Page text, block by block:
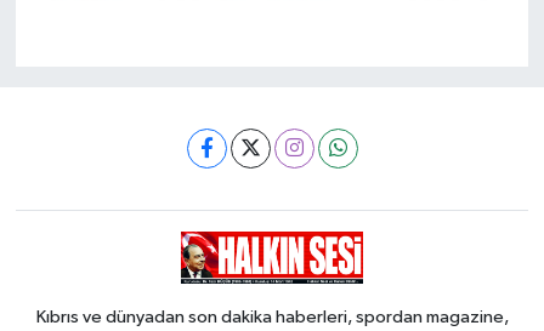
Kıbrıs ve dünyadan son dakika haberleri, spordan magazine,